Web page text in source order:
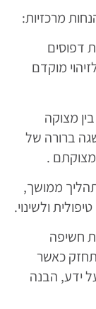
מרכזיות:
דפוסים
מוקדם
מצוקה
ברורה של
.
ממושך,
ולשינוי.
חשיפה
כאשר
ידע, הבנה